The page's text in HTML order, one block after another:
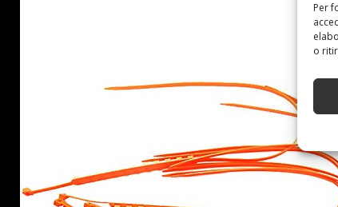
Per
o